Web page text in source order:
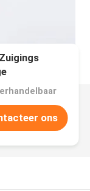
met
ons